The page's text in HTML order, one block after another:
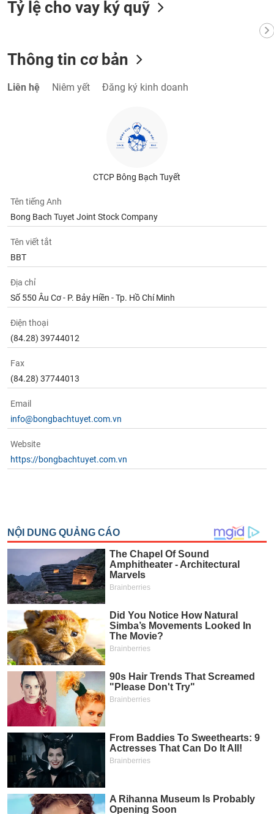
Tỷ lệ cho vay ký quỹ
Thông tin cơ bản
Liên hệ Niêm yết Đăng ký kinh doanh
CTCP Bông Bạch Tuyết
Tên tiếng Anh
Bong Bach Tuyet Joint Stock Company
Tên viết tắt
BBT
Địa chỉ
Số 550 Âu Cơ - P. Bảy Hiền - Tp. Hồ Chí Minh
Điện thoại
(84.28) 39744012
Fax
(84.28) 37744013
Email
info@bongbachtuyet.com.vn
Website
https://bongbachtuyet.com.vn